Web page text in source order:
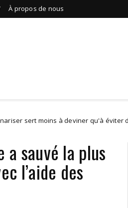
À propos de nous
à deviner qu'à éviter d'être pris de
sauvé la plus
l’aide des